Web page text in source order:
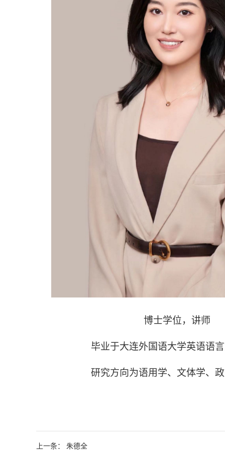
博士学位，讲师
毕业于大连外国语大学英语语
研究方向为语用学、文体学、
上一条： 朱德全